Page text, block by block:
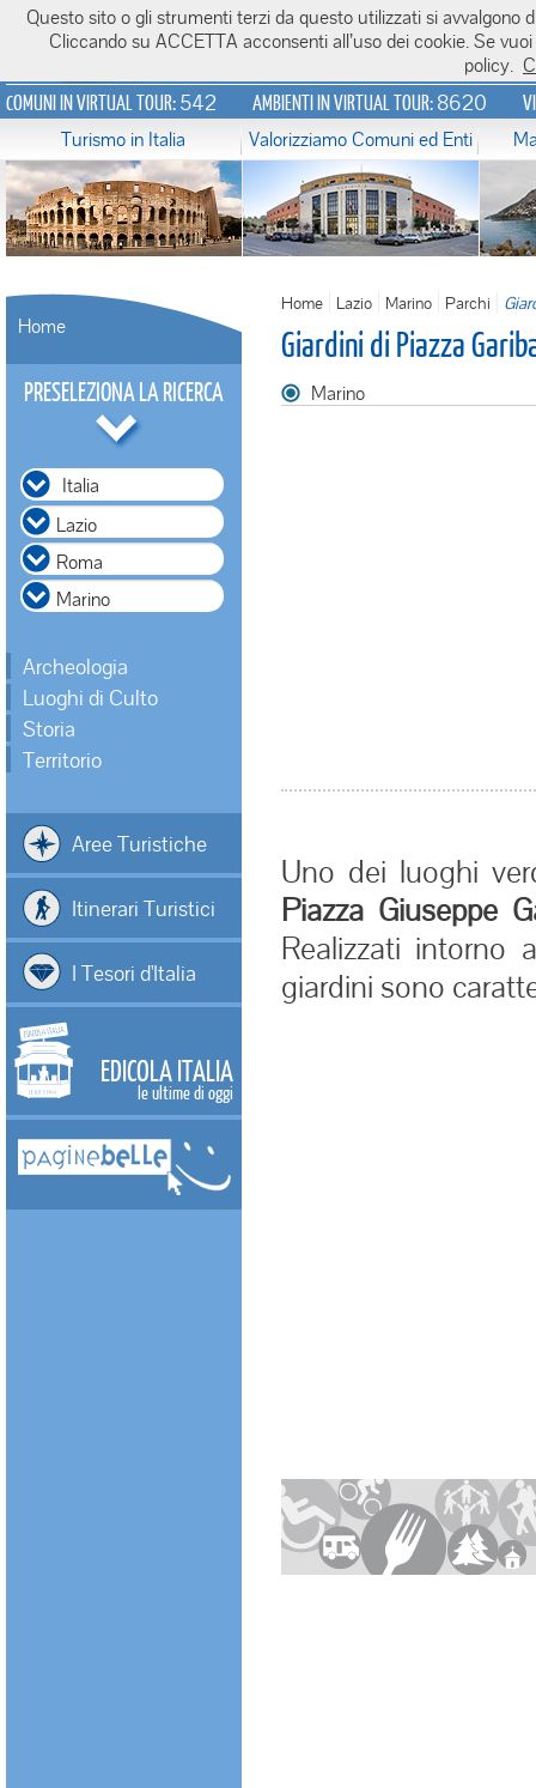
Italiavirtualtour.it
COMUNI IN VIRTUAL TOUR:542 AMBIENTI IN VIRTUAL TOUR:8620
Turismo in Italia Valorizziamo Comuni ed Enti
Home
PRESELEZIONA LA RICERCA
Italia
Archeologia
Luoghi di Culto
Storia
Territorio
Aree Turistiche
Itinerari Turistici
I Tesori d'Italia
EDICOLA ITALIA
le ultime di oggi
Home Lazio Marino Parchi
Giardini di Piazza
Marino
Uno dei luoghi
Piazza Giuseppe
Realizzati intorno
giardini sono
Questo sito o gli strumenti terzi da questo utilizzati si
Cliccando su ACCETTA acconsenti all’uso dei cookie. Se
policy.